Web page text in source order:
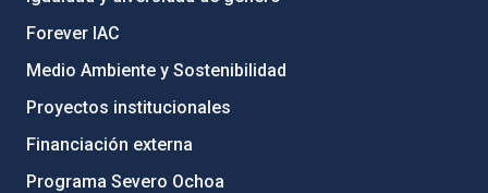
Forever IAC
Medio Ambiente y Sostenibilidad
Proyectos institucionales
Financiación externa
Programa Severo Ochoa